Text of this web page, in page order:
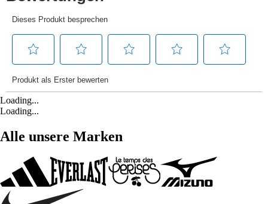
Loading...
Loading...
Alle unsere Marken